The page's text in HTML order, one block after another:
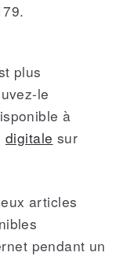
plus
le
à
digitale sur
articles
pendant un